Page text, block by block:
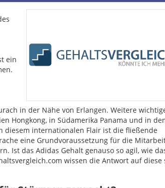
ein
in der Nähe von Erlangen. Weitere
Hongkong, in Südamerika Panama und in
diesem internationalen Flair ist die fließende
eine Grundvoraussetzung für die
Ist das Adidas Gehalt genauso so agil, wie
wissen die Antwort auf diese